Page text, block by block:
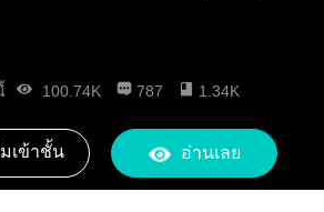
100.74K 787 1.34K
มเข้าชั้น อ่านเลย